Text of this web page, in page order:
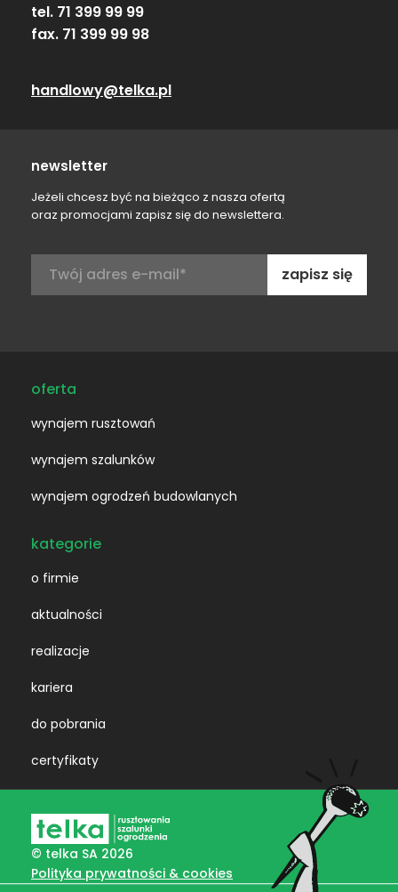
oferta
wynajem rusztowań
wynajem szalunków
wynajem ogrodzeń budowlanych
kategorie
o firmie
aktualności
realizacje
kariera
do pobrania
certyfikaty
tel. 71 399 99 99
fax. 71 399 99 98
handlowy@telka.pl
newsletter
Jeżeli chcesz być na bieżąco z nasza ofertą
oraz promocjami zapisz się do newslettera.
© telka SA 2026
Polityka prywatności & cookies